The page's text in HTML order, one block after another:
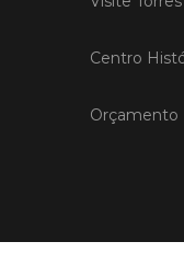
Centro
Orçamento